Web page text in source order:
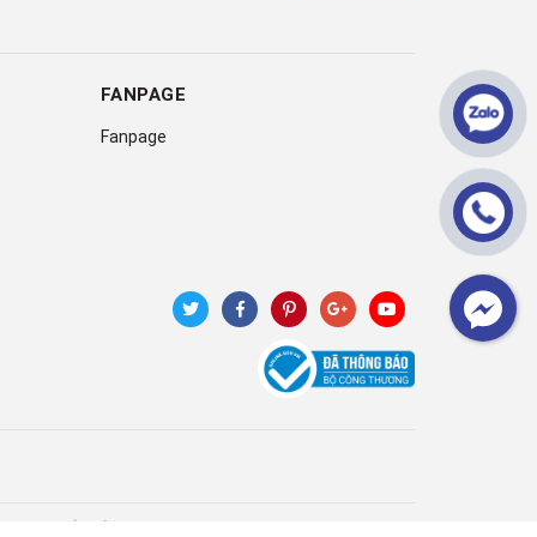
FANPAGE
Fanpage
Cung cấp bởi